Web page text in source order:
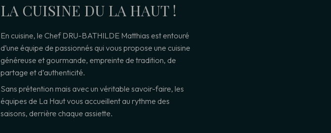
LA CUISINE DU LA HAUT !
En cuisine, le Chef DRU-BATHILDE Matthias est entouré
d’une équipe de passionnés qui vous propose une cuisine
généreuse et gourmande, empreinte de tradition, de
partage et d’authenticité.
Sans prétention mais avec un véritable savoir-faire, les
équipes de La Haut vous accueillent au rythme des
saisons, derrière chaque assiette.